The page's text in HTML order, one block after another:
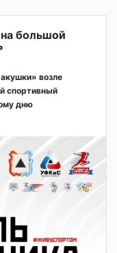
большой
возле
спортивный
дню